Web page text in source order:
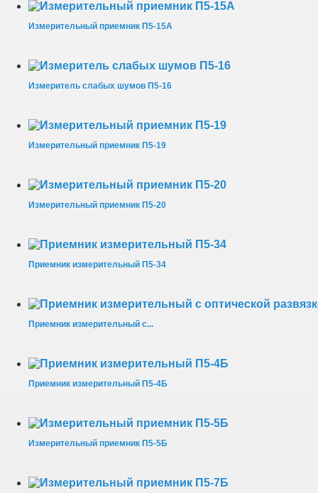
Измерительный приемник П5-15А
Измеритель слабых шумов П5-16
Измерительный приемник П5-19
Измерительный приемник П5-20
Приемник измерительный П5-34
Приемник измерительный с...
Приемник измерительный П5-4Б
Измерительный приемник П5-5Б